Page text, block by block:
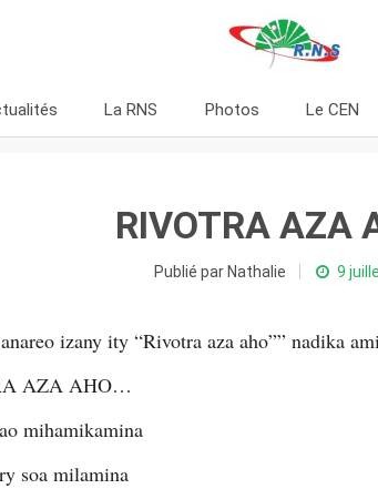
La RNS Photos Le CEN
RIVOTRA AZA
Publié par Nathalie 9
izany ity “Rivotra aza aho”” nadika
AZA AHO…
mihamikamina
soa milamina